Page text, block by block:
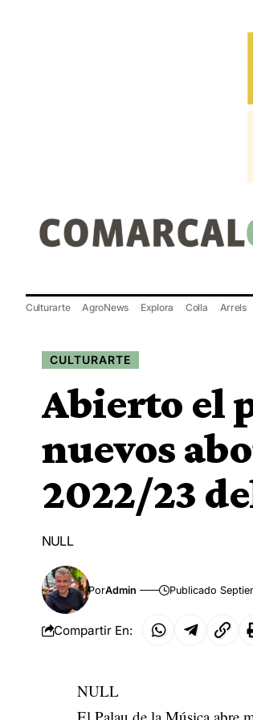
Culturarte AgroNews Explora Colla Arrels
CULTURARTE
Abierto el
nuevos
2022/23
NULL
PorAdmin Publicado
Compartir En:
NULL